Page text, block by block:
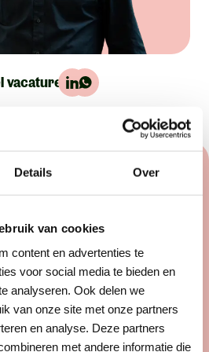
Details Over
van cookies
content en advertenties te
voor social media te bieden en
analyseren. Ook delen we
van onze site met onze partners
en analyse. Deze partners
met andere informatie die
vacature:
volgt:
die perfect bij je past? Laat